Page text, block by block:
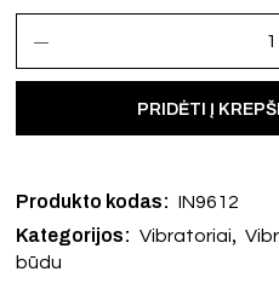
PRIDĖTI Į
Produkto kodas: IN9612
Kategorijos: Vibratoriai,
būdu